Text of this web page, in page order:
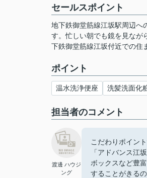
セールスポイント
地下鉄御堂筋線江坂駅周辺へ
す。忙しい朝でも鏡を見なが
下鉄御堂筋線江坂付近での住
ポイント
温水洗浄便座 洗髪洗面化
担当者のコメント
渡邊 ハウジ
ング
こだわりポイン
「アドバンス江
ボックスなど豊
することがきる